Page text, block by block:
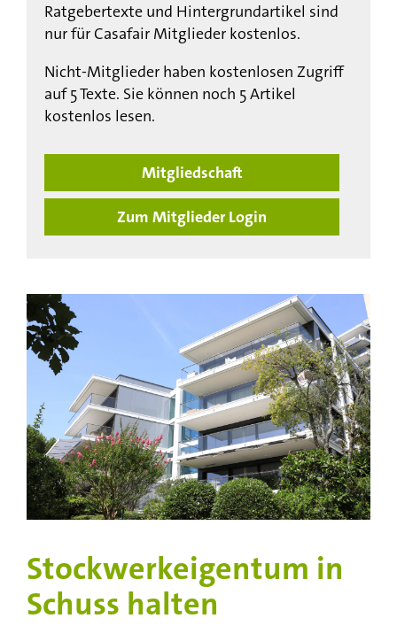
Ratgebertexte und Hintergrundartikel sind
nur für Casafair Mitglieder kostenlos.
Nicht-Mitglieder haben kostenlosen Zugriff
auf 5 Texte. Sie können noch 5 Artikel
kostenlos lesen.
Mitgliedschaft
Zum Mitglieder Login
Stockwerkeigentum in
Schuss halten